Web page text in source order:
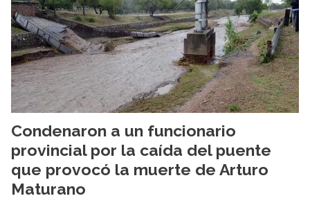
Condenaron a un funcionario
provincial por la caída del puente
que provocó la muerte de Arturo
Maturano